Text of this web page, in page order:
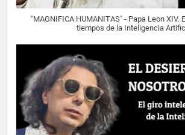
"MAGNIFICA HUMANITAS" - Papa Leon XIV.
tiempos de la Inteligencia